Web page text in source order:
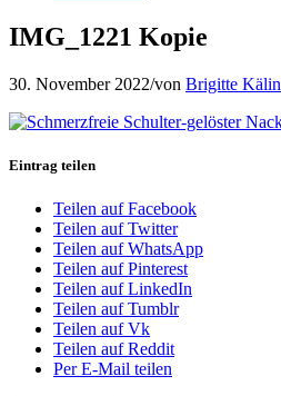
IMG_1221 Kopie
30. November 2022/von Brigitte Kälin
Eintrag teilen
Teilen auf Facebook
Teilen auf Twitter
Teilen auf WhatsApp
Teilen auf Pinterest
Teilen auf LinkedIn
Teilen auf Tumblr
Teilen auf Vk
Teilen auf Reddit
Per E-Mail teilen